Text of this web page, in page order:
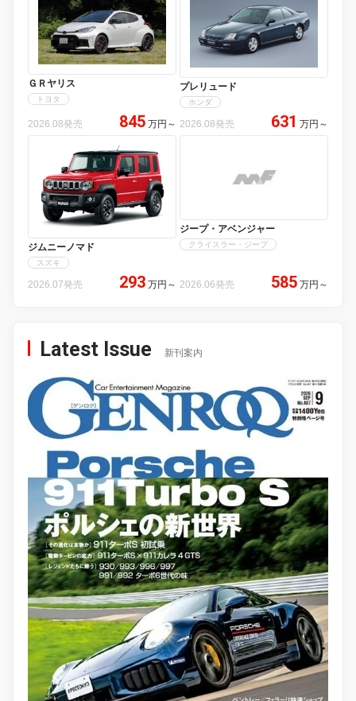
ＧＲヤリス
トヨタ
2026.08発売 845 万円 ～
プレリュード
ホンダ
2026.08発売 631 万円 ～
ジムニーノマド
スズキ
2026.07発売 293 万円 ～
ジープ・アベンジャー
クライスラー・ジープ
2026.06発売 585 万円 ～
Latest Issue 新刊案内